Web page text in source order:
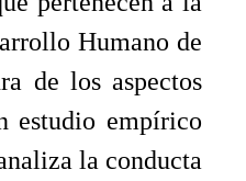
Humano de
de los aspectos
estudio empírico
la conducta